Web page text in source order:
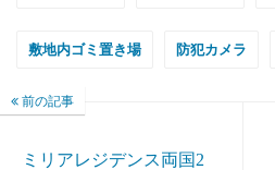
敷地内ゴミ置き場 防犯カメラ
前の記事
ミリアレジデンス両国2